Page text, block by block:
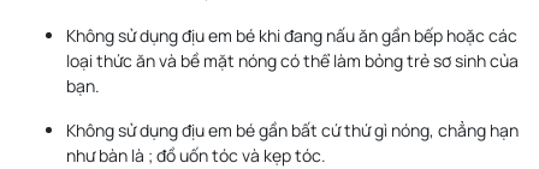
Không sử dụng địu em bé khi đang nấu ăn gần bếp hoặc các
loại thức ăn và bề mặt nóng có thể làm bỏng trẻ sơ sinh của
bạn.
Không sử dụng địu em bé gần bất cứ thứ gì nóng, chẳng hạn
như bàn là ; đồ uốn tóc và kẹp tóc.